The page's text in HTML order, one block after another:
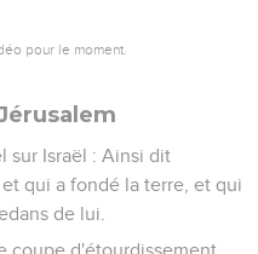
pour le moment.
sur Israël : Ainsi dit
qui a fondé la terre, et qui
de lui.
coupe d'étourdissement